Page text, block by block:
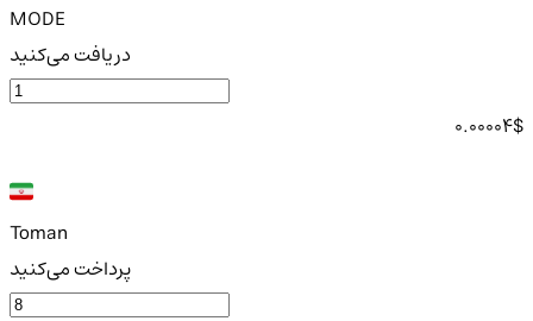
MODE
دریافت می‌کنید
0.00004$
Toman
پرداخت می‌کنید